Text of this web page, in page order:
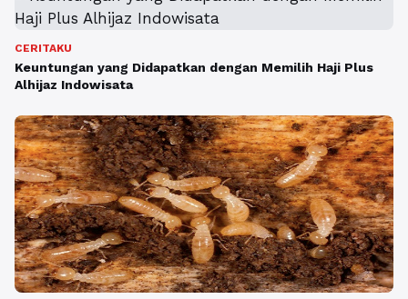
CERITAKU
Keuntungan yang Didapatkan dengan Memilih Haji Plus
Alhijaz Indowisata